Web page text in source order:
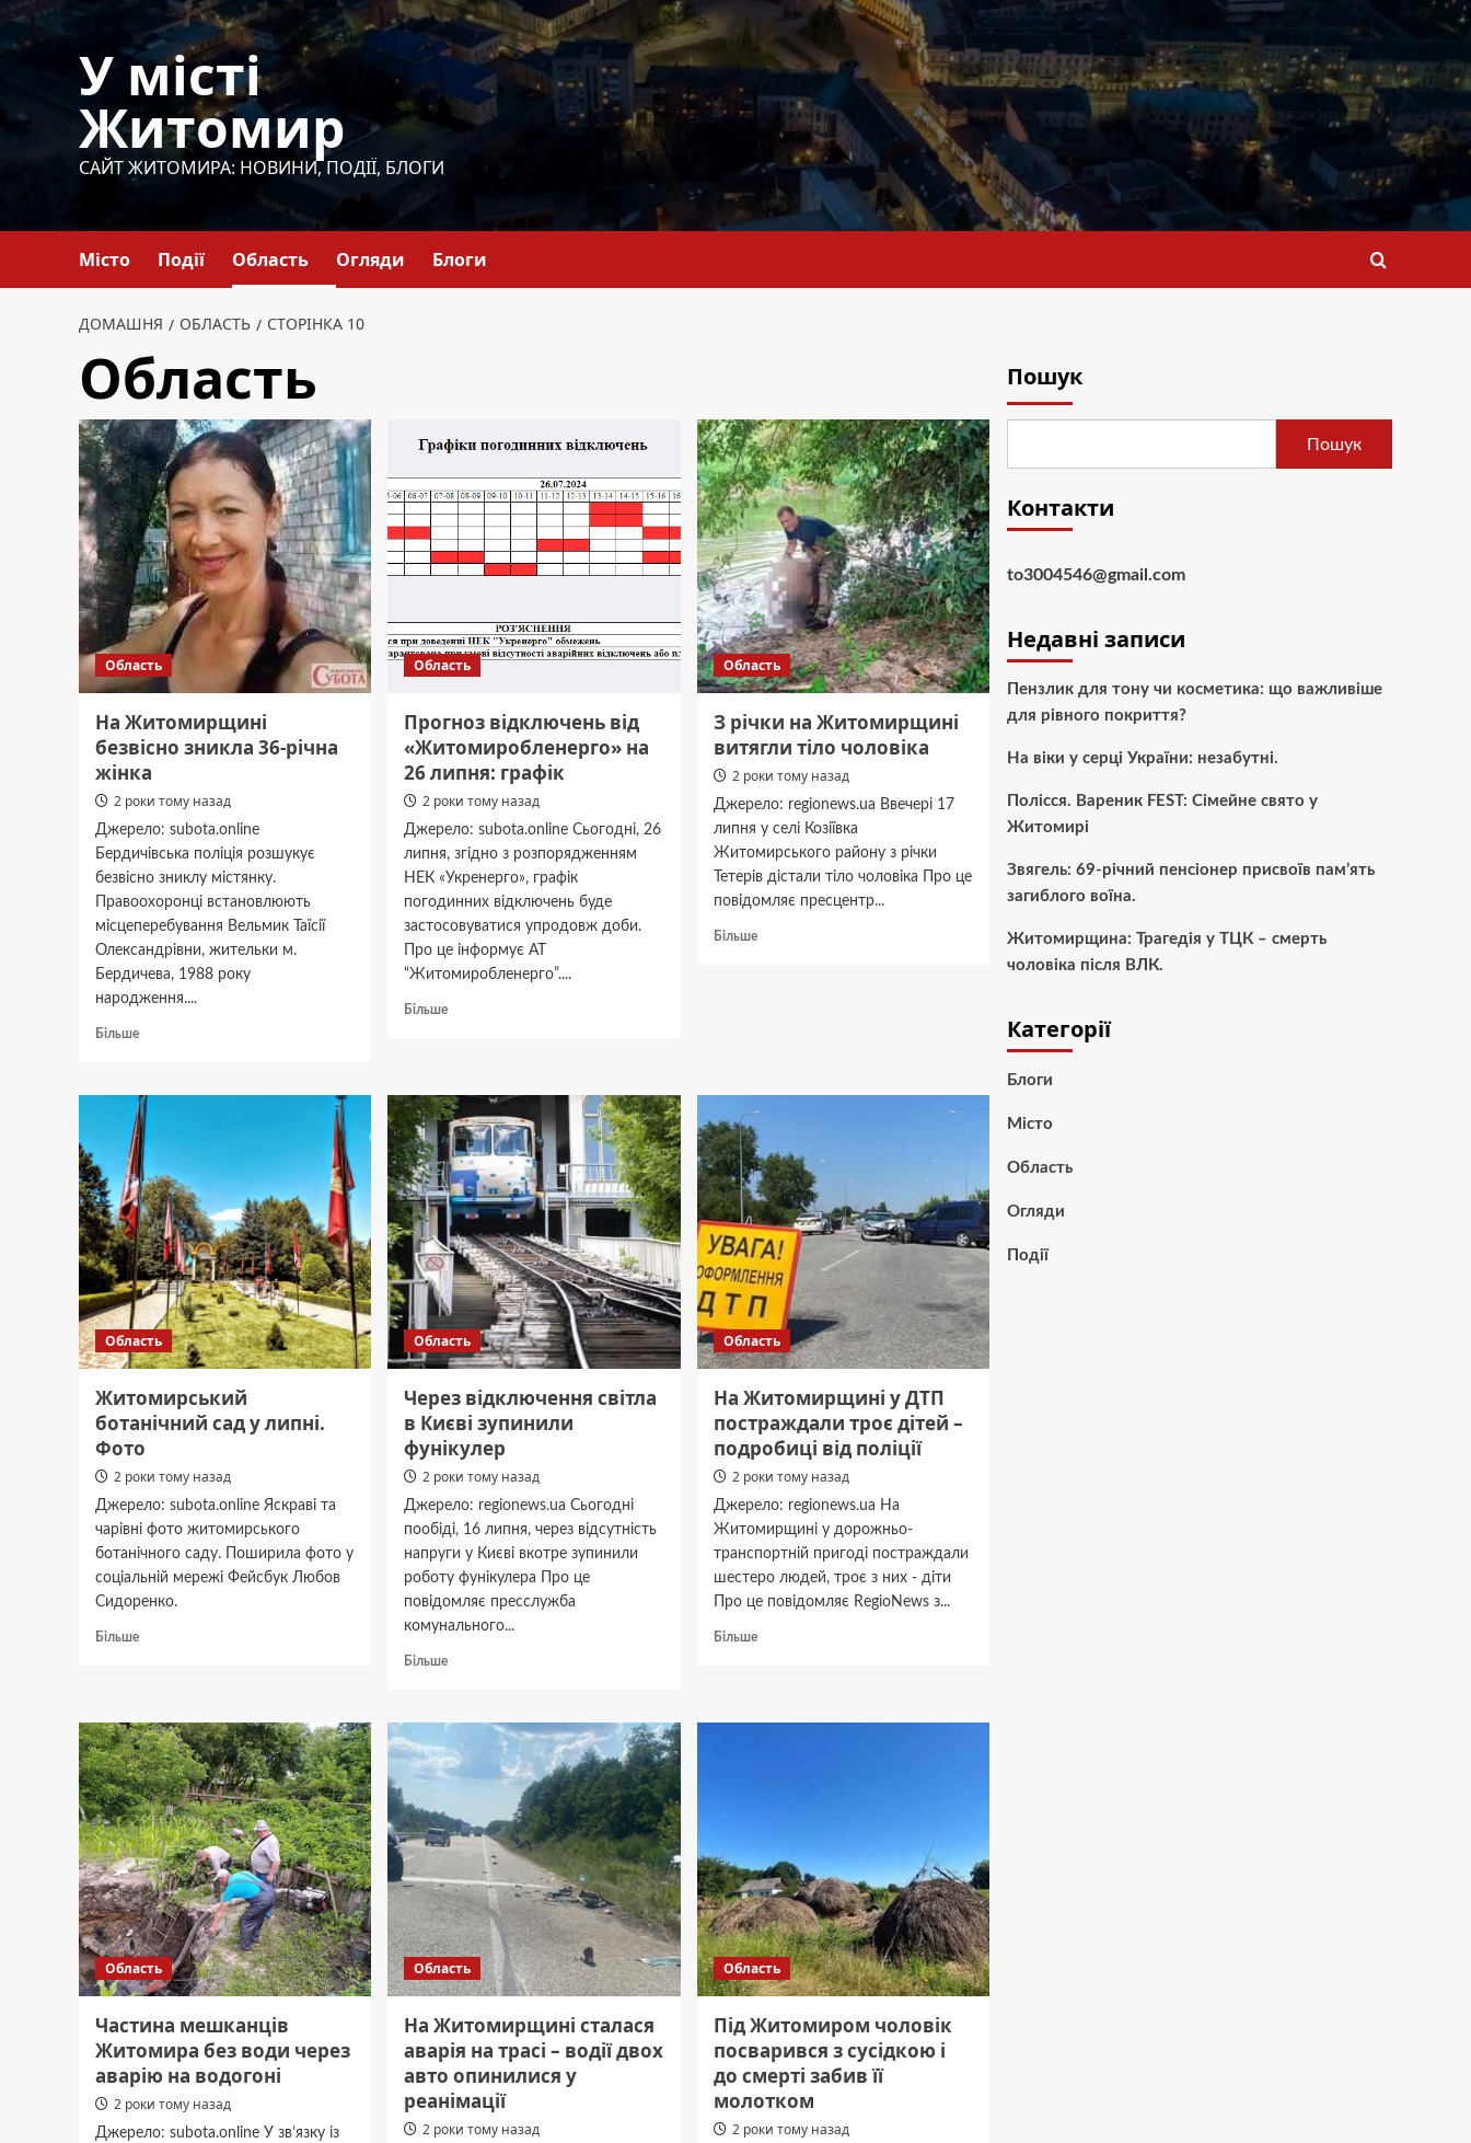
Перейти
У місті
Житомир
САЙТ ЖИТОМИРА: НОВИНИ, ПОДІЇ, БЛОГИ
Місто Події Область Огляди Блоги
ДОМАШНЯ ОБЛАСТЬ СТОРІНКА 10
Область
Область
На Житомирщині
безвісно зникла 36-річна
жінка
2 роки тому назад
Джерело: subota.online
Бердичівська поліція розшукує
безвісно зниклу містянку.
Правоохоронці встановлюють
місцеперебування Вельмик Таїсії
Олександрівни, жительки м.
Бердичева, 1988 року
народження....
БільшеДокладніше
Житомирщині
безвісно
зникла
36-
річна
жінка
Область
Прогноз відключень від
«Житомиробленерго» на
26 липня: графік
2 роки тому назад
Джерело: subota.online Сьогодні, 26
липня, згідно з розпорядженням
НЕК «Укренерго», графік
погодинних відключень буде
застосовуватися упродовж доби.
Про це інформує АТ
“Житомиробленерго”....
БільшеДокладніше
«Житомиробленерго»
на
26
липня:
графік
Область
З річки на Житомирщині
витягли тіло чоловіка
2 роки тому назад
Джерело: regionews.ua Ввечері 17
липня у селі Козіївка
Житомирського району з річки
Тетерів дістали тіло чоловіка Про це
повідомляє пресцентр...
БільшеДокладніше
чоловіка
Область
Житомирський
ботанічний сад у липні.
Фото
2 роки тому назад
Джерело: subota.online Яскраві та
чарівні фото житомирського
ботанічного саду. Поширила фото у
соціальній мережі Фейсбук Любов
Сидоренко.
БільшеДокладніше
у
липні.
Фото
Область
Через відключення світла
в Києві зупинили
фунікулер
2 роки тому назад
Джерело: regionews.ua Сьогодні
пообіді, 16 липня, через відсутність
напруги у Києві вкотре зупинили
роботу фунікулера Про це
повідомляє пресслужба
комунального...
БільшеДокладніше
відключення
світла
в
Києві
фунікулер
Область
На Житомирщині у ДТП
постраждали троє дітей –
подробиці від поліції
2 роки тому назад
Джерело: regionews.ua На
Житомирщині у дорожньо-
транспортній пригоді постраждали
шестеро людей, троє з них - діти
Про це повідомляє RegioNews з...
БільшеДокладніше
від
поліції
Область
Частина мешканців
Житомира без води через
аварію на водогоні
2 роки тому назад
Джерело: subota.online У зв’язку із
Область
На Житомирщині сталася
аварія на трасі – водії двох
авто опинилися у
реанімації
2 роки тому назад
Область
Під Житомиром чоловік
посварився з сусідкою і
до смерті забив її
молотком
2 роки тому назад
Пошук
Пошук
Контакти
to3004546@gmail.com
Недавні записи
Пензлик для тону чи косметика: що важливіше
для рівного покриття?
На віки у серці України: незабутні.
Полісся. Вареник FEST: Сімейне свято у
Житомирі
Звягель: 69-річний пенсіонер присвоїв пам’ять
загиблого воїна.
Житомирщина: Трагедія у ТЦК – смерть
чоловіка після ВЛК.
Категорії
Блоги
Місто
Область
Огляди
Події